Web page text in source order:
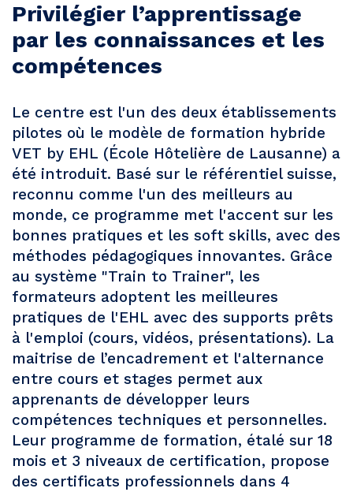
Privilégier l’apprentissage
par les connaissances et les
compétences
Le centre est l'un des deux établissements
pilotes où le modèle de formation hybride
VET by EHL (École Hôtelière de Lausanne) a
été introduit. Basé sur le référentiel suisse,
reconnu comme l'un des meilleurs au
monde, ce programme met l'accent sur les
bonnes pratiques et les soft skills, avec des
méthodes pédagogiques innovantes. Grâce
au système "Train to Trainer", les
formateurs adoptent les meilleures
pratiques de l'EHL avec des supports prêts
à l'emploi (cours, vidéos, présentations). La
maitrise de l’encadrement et l'alternance
entre cours et stages permet aux
apprenants de développer leurs
compétences techniques et personnelles.
Leur programme de formation, étalé sur 18
mois et 3 niveaux de certification, propose
des certificats professionnels dans 4